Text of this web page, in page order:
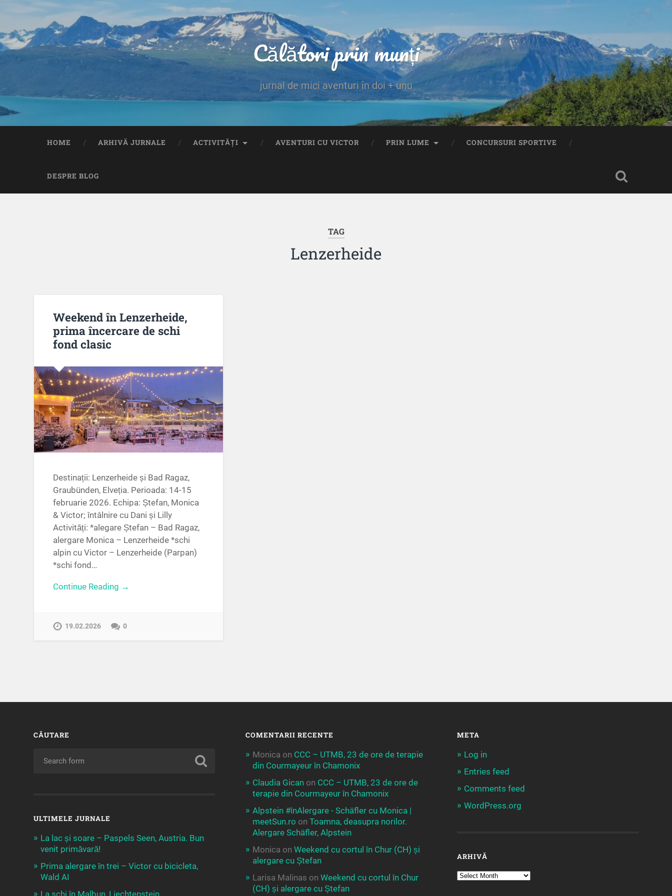
Călători prin munți
jurnal de mici aventuri în doi + unu
HOME ARHIVĂ JURNALE ACTIVITĂȚI AVENTURI CU VICTOR PRIN LUME CONCURSURI SPORTIVE
DESPRE BLOG
TAG
Lenzerheide
Weekend în Lenzerheide,
prima încercare de schi
fond clasic
Destinații: Lenzerheide și Bad Ragaz,
Graubünden, Elveția. Perioada: 14-15
februarie 2026. Echipa: Ștefan, Monica
& Victor; întâlnire cu Dani și Lilly
Activități: *alegare Ștefan – Bad Ragaz,
alergare Monica – Lenzerheide *schi
alpin cu Victor – Lenzerheide (Parpan)
*schi fond…
Continue Reading →
19.02.2026 0
CĂUTARE
ULTIMELE JURNALE
La lac și soare – Paspels Seen, Austria. Bun
venit primăvară!
Prima alergare în trei – Victor cu bicicleta,
Wald AI
COMENTARII RECENTE
Monica on CCC – UTMB, 23 de ore de terapie
din Courmayeur în Chamonix
Claudia Gicanon CCC – UTMB, 23 de ore de
terapie din Courmayeur în Chamonix
Alpstein #înAlergare - Schäfler cu Monica |
meetSun.ro on Toamna, deasupra norilor.
Alergare Schäfler, Alpstein
Monica on Weekend cu cortul în Chur (CH) și
alergare cu Ștefan
Larisa Malinas on Weekend cu cortul în Chur
(CH) și alergare cu Ștefan
META
Log in
Entries feed
Comments feed
WordPress.org
ARHIVĂ